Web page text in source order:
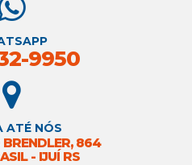
9950
ATÉ NÓS
864
- IJUÍ RS